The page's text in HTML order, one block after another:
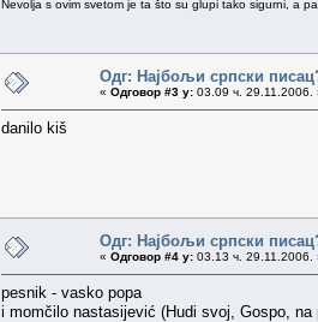
Nevolja s ovim svetom je ta što su glupi tako sigurni, a
Одг: Најбољи српски
« Одговор #3 у: 03.09 ч. 29.11.2006.
danilo kiš
Одг: Најбољи српски
« Одговор #4 у: 03.13 ч. 29.11.2006.
pesnik - vasko popa
i momčilo nastasijević (Hudi svoj, Gospo, na